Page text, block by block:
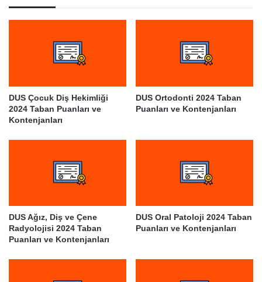
DUS Çocuk Diş Hekimliği
2024 Taban Puanları ve
Kontenjanları
DUS Ortodonti 2024 Taban
Puanları ve Kontenjanları
DUS Ağız, Diş ve Çene
Radyolojisi 2024 Taban
Puanları ve Kontenjanları
DUS Oral Patoloji 2024 Taban
Puanları ve Kontenjanları